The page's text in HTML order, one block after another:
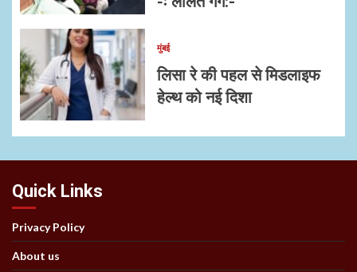
मुंबई
लिसा रे की पहल से मिडलाइफ
हेल्थ को नई दिशा
Quick Links
Privacy Policy
About us